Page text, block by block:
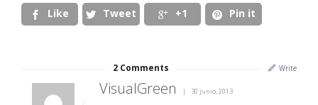
 Like  Tweet  +1  Pin it
2 Comments Write
VisualGreen 30 junio, 2013